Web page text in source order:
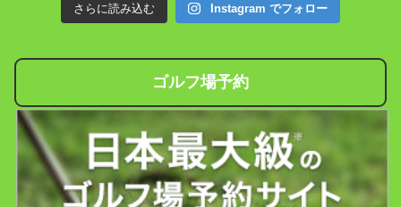
さらに読み込む Instagram でフォロー
ゴルフ場予約